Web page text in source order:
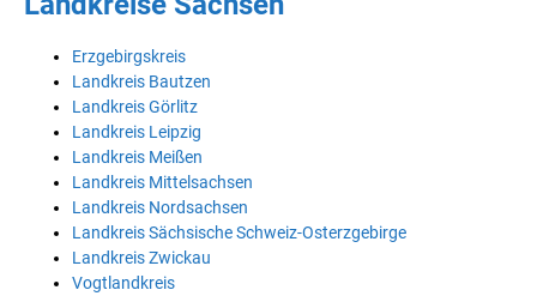
Erzgebirgskreis
Landkreis Bautzen
Landkreis Görlitz
Landkreis Leipzig
Landkreis Meißen
Landkreis Mittelsachsen
Landkreis Nordsachsen
Landkreis Sächsische Schweiz-Osterzgebirge
Landkreis Zwickau
Vogtlandkreis